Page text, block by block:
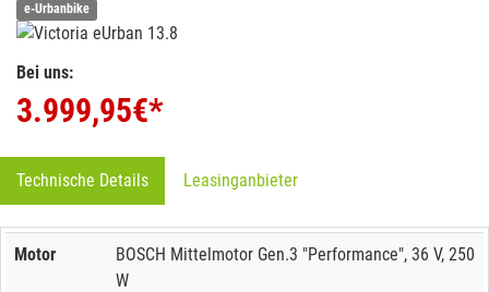
e-Urbanbike
Bei uns:
3.999,95€*
Technische Details Leasinganbieter
Motor
BOSCH Mittelmotor Gen.3 "Performance", 36 V, 250
W